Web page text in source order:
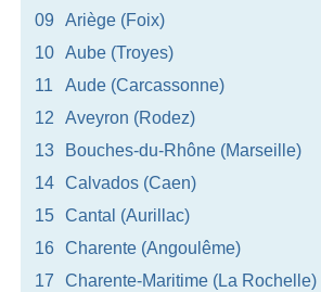
09
Ariège (Foix)
10
Aube (Troyes)
11
Aude (Carcassonne)
12
Aveyron (Rodez)
13
Bouches-du-Rhône (Marseille)
14
Calvados (Caen)
15
Cantal (Aurillac)
16
Charente (Angoulême)
17
Charente-Maritime (La Rochelle)